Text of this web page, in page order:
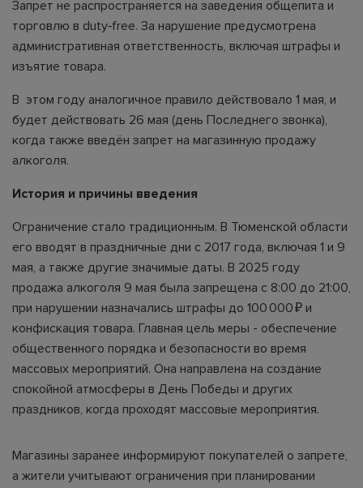
Запрет не распространяется на заведения общепита и
торговлю в duty‑free. За нарушение предусмотрена
административная ответственность, включая штрафы и
изъятие товара.
В этом году аналогичное правило действовало 1 мая, и
будет действовать 26 мая (день Последнего звонка),
когда также введён запрет на магазинную продажу
алкоголя.
История и причины введения
Ограничение стало традиционным. В Тюменской области
его вводят в праздничные дни с 2017 года, включая 1 и 9
мая, а также другие значимые даты. В 2025 году
продажа алкоголя 9 мая была запрещена с 8:00 до 21:00,
при нарушении назначались штрафы до 100 000 ₽ и
конфискация товара. Главная цель меры - обеспечение
общественного порядка и безопасности во время
массовых мероприятий. Она направлена на создание
спокойной атмосферы в День Победы и других
праздников, когда проходят массовые мероприятия.
Магазины заранее информируют покупателей о запрете,
а жители учитывают ограничения при планировании